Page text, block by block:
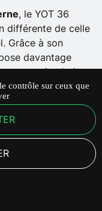
, le YOT 36
différente de celle
Grâce à son
davantage
et une circulation
une sortie à la
escapade entre
contrôle sur ceux que